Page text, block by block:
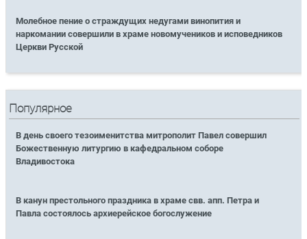
Молебное пение о страждущих недугами винопития и
наркомании совершили в храме новомучеников и исповедников
Церкви Русской
Популярное
В день своего тезоименитства митрополит Павел совершил
Божественную литургию в кафедральном соборе
Владивостока
В канун престольного праздника в храме свв. апп. Петра и
Павла состоялось архиерейское богослужение